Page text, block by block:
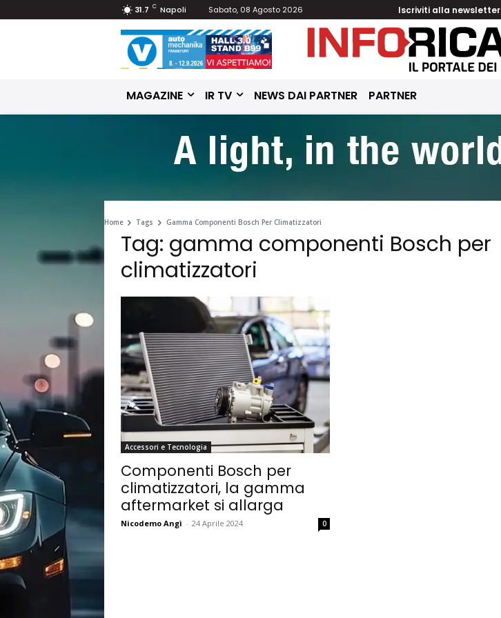
31.7 C Napoli Sabato, 08 Agosto 2026 Iscriviti alla newsletter
MAGAZINE IR TV NEWS DAI PARTNER PARTNER
Home Tags Gamma Componenti Bosch Per Climatizzatori
Tag: gamma componenti Bosch per
climatizzatori
Accessori e Tecnologia
Componenti Bosch per
climatizzatori, la gamma
aftermarket si allarga
Nicodemo Angì - 24 Aprile 2024 0